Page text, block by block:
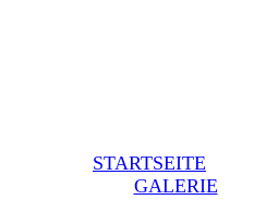
STARTSEITE
GALERIE